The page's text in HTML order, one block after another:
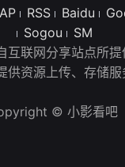
RSS Baidu
Sogou
SM
互联网分享站点所
供资源上传、存储服
© 小影看吧